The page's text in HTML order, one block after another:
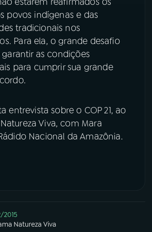
povos indígenas e das
tradicionais nos
Para ela, o grande desafio
garantir as condições
para cumprir sua grande
entrevista sobre o COP 21, ao
Viva, com Mara
Nacional da Amazônia.
2015
Natureza Viva